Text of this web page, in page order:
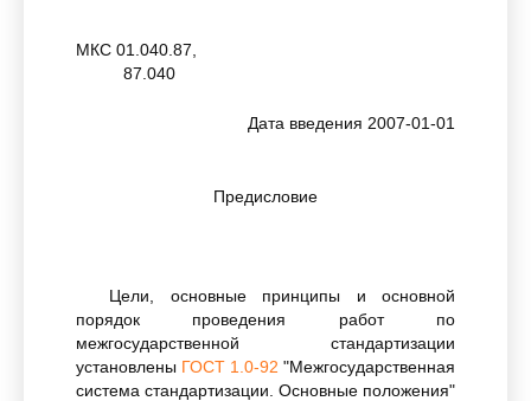
МКС 01.040.87,
87.040
Дата введения 2007-01-01
Предисловие
Цели, основные принципы и основной
порядок проведения работ по
межгосударственной стандартизации
установлены ГОСТ 1.0-92 "Межгосударственная
система стандартизации. Основные положения"